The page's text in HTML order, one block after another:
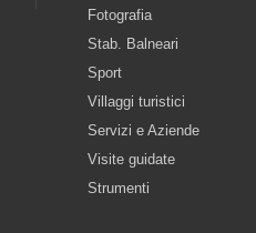
Fotografia
Stab. Balneari
Sport
Villaggi turistici
Servizi e Aziende
Visite guidate
Strumenti